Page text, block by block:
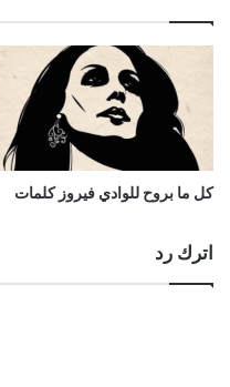
كل ما بروح للوادي فيروز كلمات
اترك رد